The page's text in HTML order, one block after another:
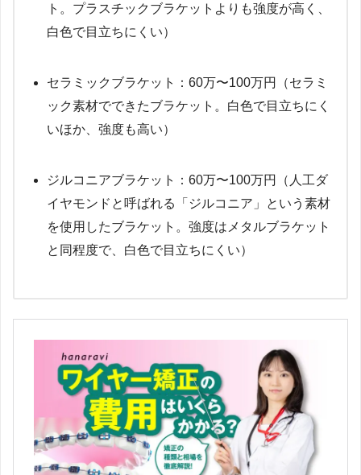
ト。プラスチックブラケットよりも強度が高く、
白色で目立ちにくい）
セラミックブラケット：60万〜100万円（セラミ
ック素材でできたブラケット。白色で目立ちにく
いほか、強度も高い）
ジルコニアブラケット：60万〜100万円（人工ダ
イヤモンドと呼ばれる「ジルコニア」という素材
を使用したブラケット。強度はメタルブラケット
と同程度で、白色で目立ちにくい）